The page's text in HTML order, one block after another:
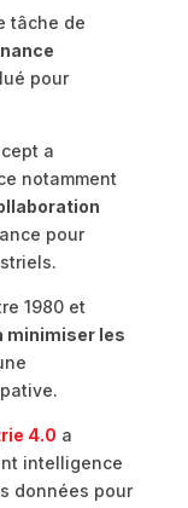
tâche de
pour
a
notamment
pour
1980 et
minimiser les
4.0 a
intelligence
données pour